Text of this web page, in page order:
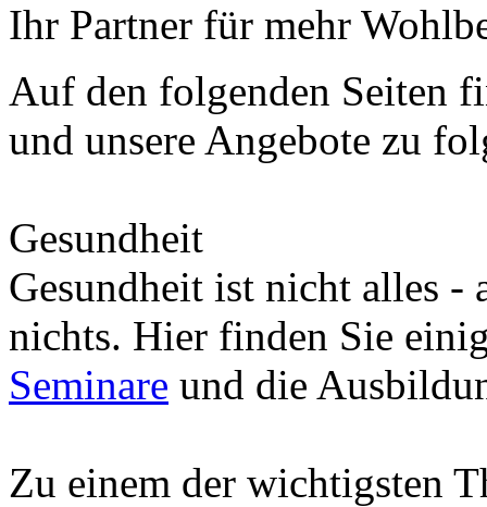
Ihr Partner für mehr
Auf den folgenden Seiten
und unsere Angebote zu
Gesundheit
Gesundheit ist nicht alles -
nichts. Hier finden Sie
Seminare und die
Zu einem der wichtigsten